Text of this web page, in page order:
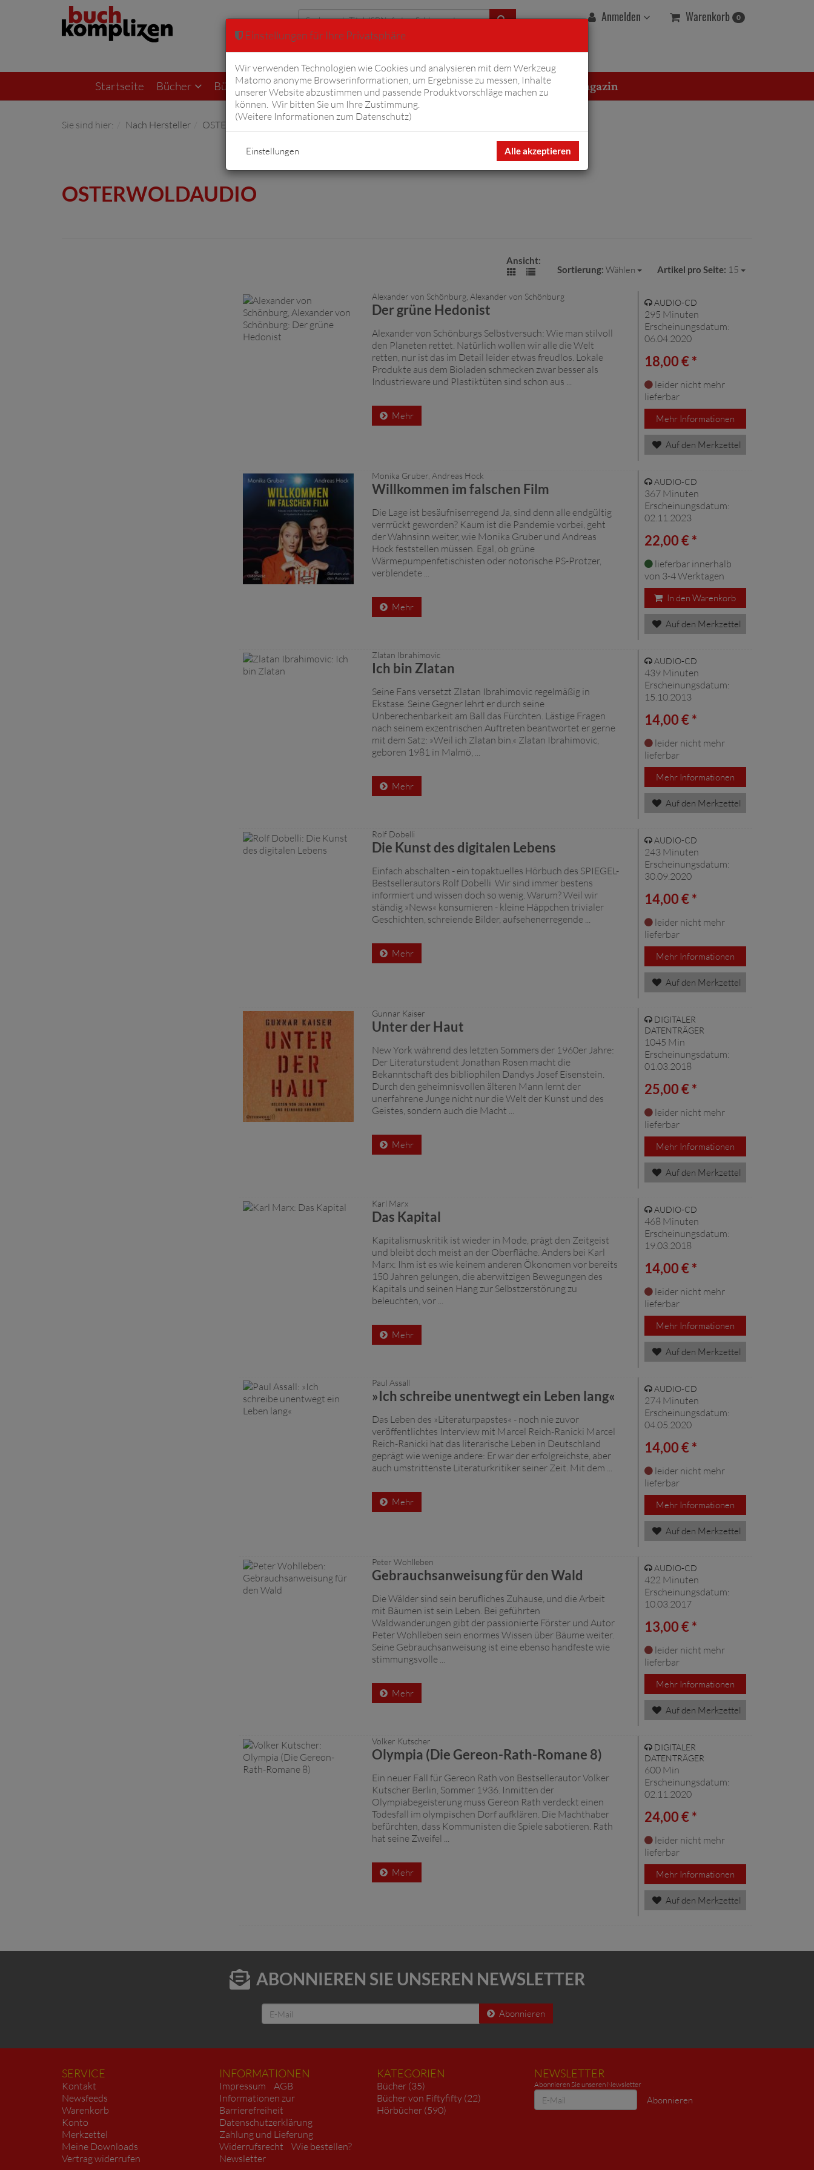
Anmelden Warenkorb 0
Erweiterte Suche
Startseite Bücher Bücher von Fiftyfifty Hörbücher Komplizen Overton Magazin
Sie sind hier: Nach Hersteller OSTERWOLDaudio
OSTERWOLDAUDIO
Ansicht:
Sortierung: Wählen Artikel pro Seite: 15
Alexander von Schönburg, Alexander von Schönburg
Der grüne Hedonist
Alexander von Schönburgs Selbstversuch: Wie man stilvoll
den Planeten rettet. Natürlich wollen wir alle die Welt
retten, nur ist das im Detail leider etwas freudlos. Lokale
Produkte aus dem Bioladen schmecken zwar besser als
Industrieware und Plastiktüten sind schon aus ...
Mehr
AUDIO-CD
295 Minuten
Erscheinungsdatum:
06.04.2020
18,00 € *
leider nicht mehr
lieferbar
Mehr Informationen
Auf den Merkzettel
Monika Gruber, Andreas Hock
Willkommen im falschen Film
Die Lage ist besäufniserregend Ja, sind denn alle endgültig
verrrückt geworden? Kaum ist die Pandemie vorbei, geht
der Wahnsinn weiter, wie Monika Gruber und Andreas
Hock feststellen müssen. Egal, ob grüne
Wärmepumpenfetischisten oder notorische PS-Protzer,
verblendete ...
Mehr
AUDIO-CD
367 Minuten
Erscheinungsdatum:
02.11.2023
22,00 € *
lieferbar innerhalb
von 3-4 Werktagen
In den Warenkorb
Auf den Merkzettel
Zlatan Ibrahimovic
Ich bin Zlatan
Seine Fans versetzt Zlatan Ibrahimovic regelmäßig in
Ekstase. Seine Gegner lehrt er durch seine
Unberechenbarkeit am Ball das Fürchten. Lästige Fragen
nach seinem exzentrischen Auftreten beantwortet er gerne
mit dem Satz: »Weil ich Zlatan bin.« Zlatan Ibrahimovic,
geboren 1981 in Malmö, ...
Mehr
AUDIO-CD
439 Minuten
Erscheinungsdatum:
15.10.2013
14,00 € *
leider nicht mehr
lieferbar
Mehr Informationen
Auf den Merkzettel
Rolf Dobelli
Die Kunst des digitalen Lebens
Einfach abschalten - ein topaktuelles Hörbuch des SPIEGEL-
Bestsellerautors Rolf Dobelli Wir sind immer bestens
informiert und wissen doch so wenig. Warum? Weil wir
ständig »News« konsumieren - kleine Häppchen trivialer
Geschichten, schreiende Bilder, aufsehenerregende ...
Mehr
AUDIO-CD
243 Minuten
Erscheinungsdatum:
30.09.2020
14,00 € *
leider nicht mehr
lieferbar
Mehr Informationen
Auf den Merkzettel
Gunnar Kaiser
Unter der Haut
New York während des letzten Sommers der 1960er Jahre:
Der Literaturstudent Jonathan Rosen macht die
Bekanntschaft des bibliophilen Dandys Josef Eisenstein.
Durch den geheimnisvollen älteren Mann lernt der
unerfahrene Junge nicht nur die Welt der Kunst und des
Geistes, sondern auch die Macht ...
Mehr
DIGITALER
DATENTRÄGER
1045 Min
Erscheinungsdatum:
01.03.2018
25,00 € *
leider nicht mehr
lieferbar
Mehr Informationen
Auf den Merkzettel
Karl Marx
Das Kapital
Kapitalismuskritik ist wieder in Mode, prägt den Zeitgeist
und bleibt doch meist an der Oberfläche. Anders bei Karl
Marx: Ihm ist es wie keinem anderen Ökonomen vor bereits
150 Jahren gelungen, die aberwitzigen Bewegungen des
Kapitals und seinen Hang zur Selbstzerstörung zu
beleuchten, vor ...
Mehr
AUDIO-CD
468 Minuten
Erscheinungsdatum:
19.03.2018
14,00 € *
leider nicht mehr
lieferbar
Mehr Informationen
Auf den Merkzettel
Paul Assall
»Ich schreibe unentwegt ein Leben lang«
Das Leben des »Literaturpapstes« - noch nie zuvor
veröffentlichtes Interview mit Marcel Reich-Ranicki Marcel
Reich-Ranicki hat das literarische Leben in Deutschland
geprägt wie wenige andere: Er war der erfolgreichste, aber
auch umstrittenste Literaturkritiker seiner Zeit. Mit dem ...
Mehr
AUDIO-CD
274 Minuten
Erscheinungsdatum:
04.05.2020
14,00 € *
leider nicht mehr
lieferbar
Mehr Informationen
Auf den Merkzettel
Peter Wohlleben
Gebrauchsanweisung für den Wald
Die Wälder sind sein berufliches Zuhause, und die Arbeit
mit Bäumen ist sein Leben. Bei geführten
Waldwanderungen gibt der passionierte Förster und Autor
Peter Wohlleben sein enormes Wissen über Bäume weiter.
Seine Gebrauchsanweisung ist eine ebenso handfeste wie
stimmungsvolle ...
Mehr
AUDIO-CD
422 Minuten
Erscheinungsdatum:
10.03.2017
13,00 € *
leider nicht mehr
lieferbar
Mehr Informationen
Auf den Merkzettel
Volker Kutscher
Olympia (Die Gereon-Rath-Romane 8)
Ein neuer Fall für Gereon Rath von Bestsellerautor Volker
Kutscher Berlin, Sommer 1936. Inmitten der
Olympiabegeisterung muss Gereon Rath verdeckt einen
Todesfall im olympischen Dorf aufklären. Die Machthaber
befürchten, dass Kommunisten die Spiele sabotieren. Rath
hat seine Zweifel ...
Mehr
DIGITALER
DATENTRÄGER
600 Min
Erscheinungsdatum:
02.11.2020
24,00 € *
leider nicht mehr
lieferbar
Mehr Informationen
Auf den Merkzettel
ABONNIEREN SIE UNSEREN NEWSLETTER
Abonnieren
SERVICE
Kontakt
Newsfeeds
Warenkorb
Konto
Merkzettel
Meine Downloads
Vertrag widerrufen
INFORMATIONEN
Impressum
AGB
Informationen zur
Barrierefreiheit
Datenschutzerklärung
Zahlung und Lieferung
Widerrufsrecht
Wie bestellen?
Newsletter
KATEGORIEN
Bücher (35)
Bücher von Fiftyfifty (22)
Hörbücher (590)
NEWSLETTER
Abonnieren Sie unseren Newsletter
Newsletter Abonnieren
Einstellungen für Ihre Privatsphäre
Wir verwenden Technologien wie Cookies und analysieren mit dem Werkzeug
Matomo anonyme Browserinformationen, um Ergebnisse zu messen, Inhalte
unserer Website abzustimmen und passende Produktvorschläge machen zu
können. Wir bitten Sie um Ihre Zustimmung.
(Weitere Informationen zum Datenschutz)
Alle akzeptieren
Einstellungen